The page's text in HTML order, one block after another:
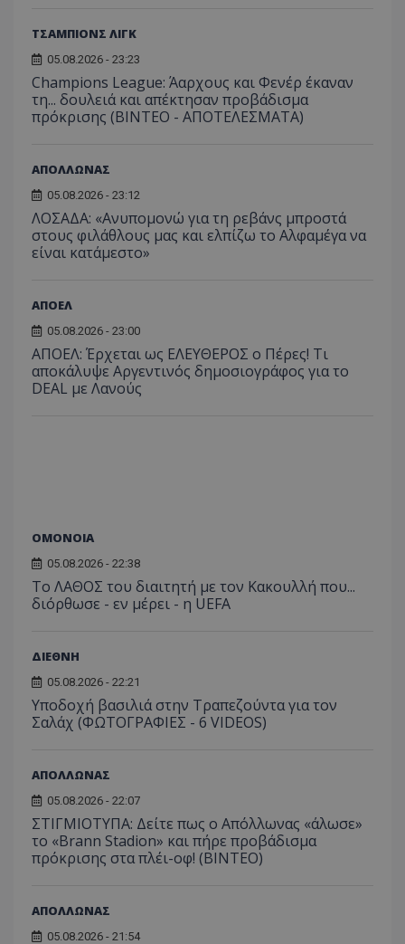
ΤΣΑΜΠΙΟΝΣ ΛΙΓΚ
05.08.2026 - 23:23
Champions League: Άαρχους και Φενέρ έκαναν
τη... δουλειά και απέκτησαν προβάδισμα
πρόκρισης (ΒΙΝΤΕΟ - ΑΠΟΤΕΛΕΣΜΑΤΑ)
ΑΠΟΛΛΩΝΑΣ
05.08.2026 - 23:12
ΛΟΣΑΔΑ: «Ανυπομονώ για τη ρεβάνς μπροστά
στους φιλάθλους μας και ελπίζω το Αλφαμέγα να
είναι κατάμεστο»
ΑΠΟΕΛ
05.08.2026 - 23:00
ΑΠΟΕΛ: Έρχεται ως ΕΛΕΥΘΕΡΟΣ ο Πέρες! Τι
αποκάλυψε Αργεντινός δημοσιογράφος για το
DEAL με Λανούς
ΟΜΟΝΟΙΑ
05.08.2026 - 22:38
Το ΛΑΘΟΣ του διαιτητή με τον Κακουλλή που...
διόρθωσε - εν μέρει - η UEFA
ΔΙΕΘΝΗ
05.08.2026 - 22:21
Υποδοχή βασιλιά στην Τραπεζούντα για τον
Σαλάχ (ΦΩΤΟΓΡΑΦΙΕΣ - 6 VIDEOS)
ΑΠΟΛΛΩΝΑΣ
05.08.2026 - 22:07
ΣΤΙΓΜΙΟΤΥΠΑ: Δείτε πως ο Απόλλωνας «άλωσε»
το «Brann Stadion» και πήρε προβάδισμα
πρόκρισης στα πλέι-οφ! (ΒΙΝΤΕΟ)
ΑΠΟΛΛΩΝΑΣ
05.08.2026 - 21:54